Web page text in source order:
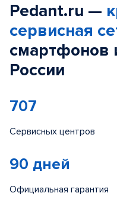
Pedant.ru —
сервисная
смартфонов
России
707
Сервисных центров
90 дней
Официальная гарантия